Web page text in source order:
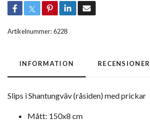
Artikelnummer:6228
INFORMATION RECENSIONER
Slips i Shantungväv (råsiden) med prickar
Mått: 150x8 cm